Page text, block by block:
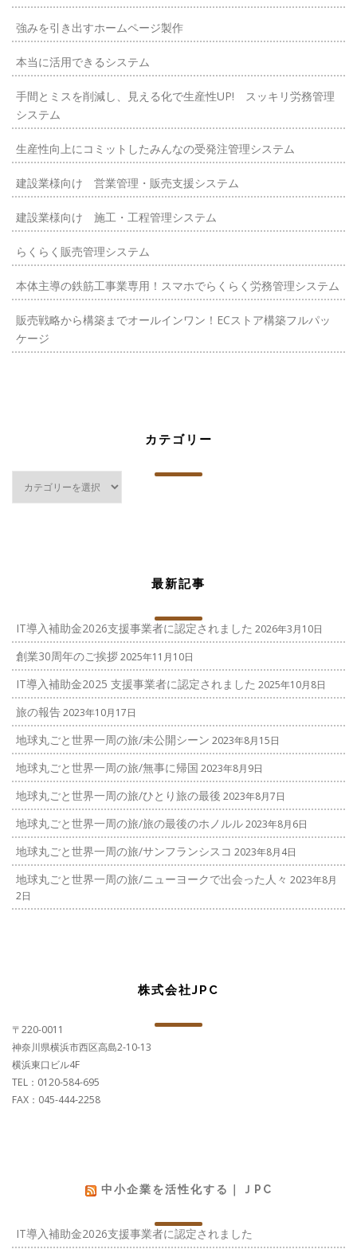
強みを引き出すホームページ製作
本当に活用できるシステム
手間とミスを削減し、見える化で生産性UP! スッキリ労務管理
システム
生産性向上にコミットしたみんなの受発注管理システム
建設業様向け 営業管理・販売支援システム
建設業様向け 施工・工程管理システム
らくらく販売管理システム
本体主導の鉄筋工事業専用！スマホでらくらく労務管理システム
販売戦略から構築までオールインワン！ECストア構築フルパッ
ケージ
カテゴリー
最新記事
IT導入補助金2026支援事業者に認定されました 2026年3月10日
創業30周年のご挨拶2025年11月10日
IT導入補助金2025 支援事業者に認定されました 2025年10月8日
旅の報告2023年10月17日
地球丸ごと世界一周の旅/未公開シーン 2023年8月15日
地球丸ごと世界一周の旅/無事に帰国 2023年8月9日
地球丸ごと世界一周の旅/ひとり旅の最後 2023年8月7日
地球丸ごと世界一周の旅/旅の最後のホノルル2023年8月6日
地球丸ごと世界一周の旅/サンフランシスコ 2023年8月4日
地球丸ごと世界一周の旅/ニューヨークで出会った人々 2023年8月
2日
株式会社JPC
〒220-0011
神奈川県横浜市西区高島2-10-13
横浜東口ビル4F
TEL：0120-584-695
FAX：045-444-2258
中小企業を活性化する｜ＪPC
IT導入補助金2026支援事業者に認定されました